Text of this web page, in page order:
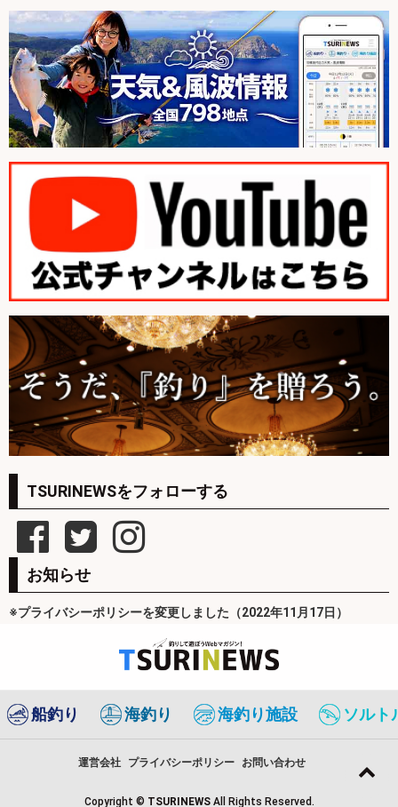
TSURINEWSをフォローする
お知らせ
※プライバシーポリシーを変更しました（2022年11月17日）
船釣り 海釣り 海釣り施設 ソルト
運営会社 プライバシーポリシー お問い合わせ
Copyright © TSURINEWS All Rights Reserved.